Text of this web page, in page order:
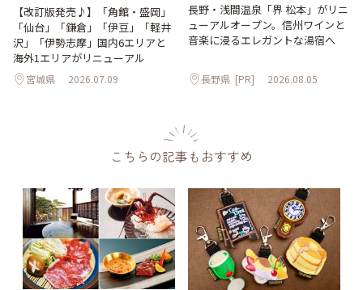
【改訂版発売♪】「角館・盛岡」
「仙台」「鎌倉」「伊豆」「軽井
沢」「伊勢志摩」国内6エリアと
海外1エリアがリニューアル
宮城県 2026.07.09
長野・浅間温泉「界 松本」がリニ
ューアルオープン。信州ワインと
音楽に浸るエレガントな湯宿へ
長野県 [PR] 2026.08.05
こちらの記事もおすすめ